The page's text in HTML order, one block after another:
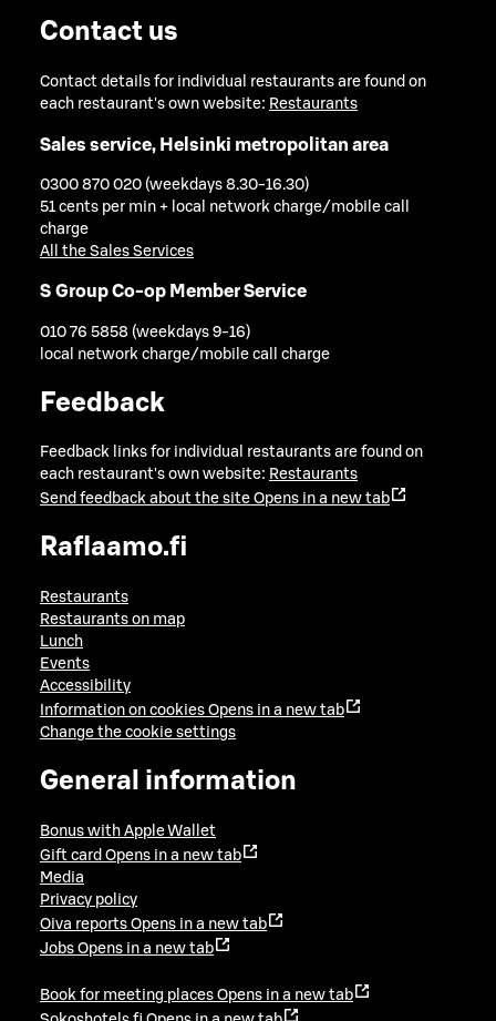
Contact us
Contact details for individual restaurants are found on
each restaurant's own website: Restaurants
Sales service, Helsinki metropolitan area
0300 870 020 (weekdays 8.30-16.30)
51 cents per min + local network charge/mobile call
charge
All the Sales Services
S Group Co-op Member Service
010 76 5858 (weekdays 9-16)
local network charge/mobile call charge
Feedback
Feedback links for individual restaurants are found on
each restaurant's own website: Restaurants
Send feedback about the site Opens in a new tab
Raflaamo.fi
Restaurants
Restaurants on map
Lunch
Events
Accessibility
Information on cookies Opens in a new tab
Change the cookie settings
General information
Bonus with Apple Wallet
Gift card Opens in a new tab
Media
Privacy policy
Oiva reports Opens in a new tab
Jobs Opens in a new tab
Book for meeting places Opens in a new tab